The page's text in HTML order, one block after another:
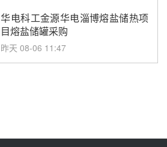
华电科工金源华电淄博熔盐储热项
目熔盐储罐采购
昨天 08-06 11:47
光热示范电站二列蒸汽发生器设备